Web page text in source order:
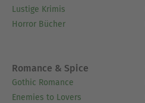
Lustige Krimis
Horror Bücher
Romance & Spice
Gothic Romance
Enemies to Lovers